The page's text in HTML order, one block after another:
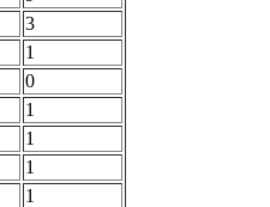
3
1
0
1
1
1
1